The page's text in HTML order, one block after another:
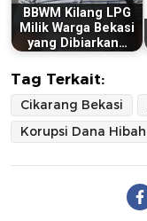
BBWM Kilang LPG
Milik Warga Bekasi
yang Dibiarkan…
Tag Terkait:
Cikarang Bekasi
Korupsi Dana Hibah